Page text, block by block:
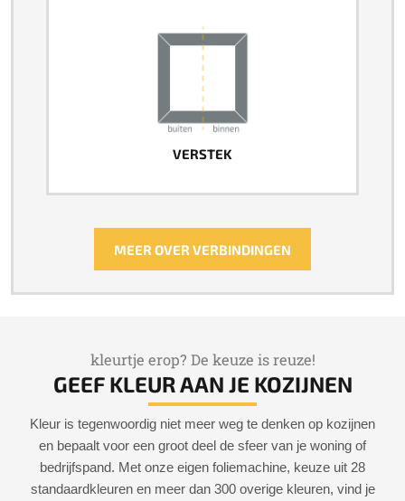
VERSTEK
MEER OVER VERBINDINGEN
kleurtje erop? De keuze is reuze!
GEEF KLEUR AAN JE KOZIJNEN
Kleur is tegenwoordig niet meer weg te denken op kozijnen
en bepaalt voor een groot deel de sfeer van je woning of
bedrijfspand. Met onze eigen foliemachine, keuze uit 28
standaardkleuren en meer dan 300 overige kleuren, vind je